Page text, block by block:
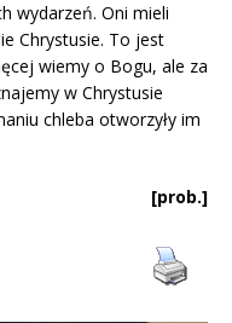
wydarzeń. Oni mieli
Chrystusie. To jest
wiemy o Bogu, ale za
w Chrystusie
chleba otworzyły im
[prob.]